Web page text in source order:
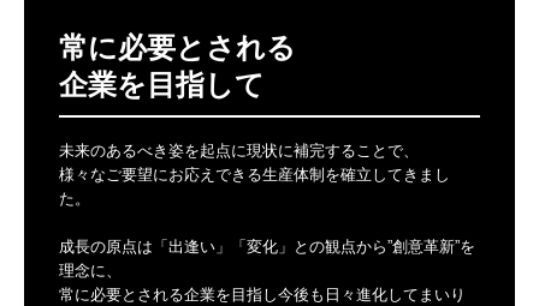
常に必要とされる
企業を目指して
未来のあるべき姿を起点に現状に補完することで、
様々なご要望にお応えできる生産体制を確立してきまし
た。
成長の原点は「出逢い」「変化」との観点から”創意革新”を
理念に、
常に必要とされる企業を目指し今後も日々進化してまいり